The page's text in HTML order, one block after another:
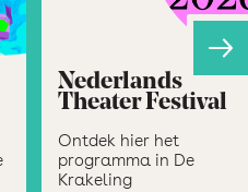
Nederlands
Theater Festival
Ontdek hier het
programma in De
Krakeling